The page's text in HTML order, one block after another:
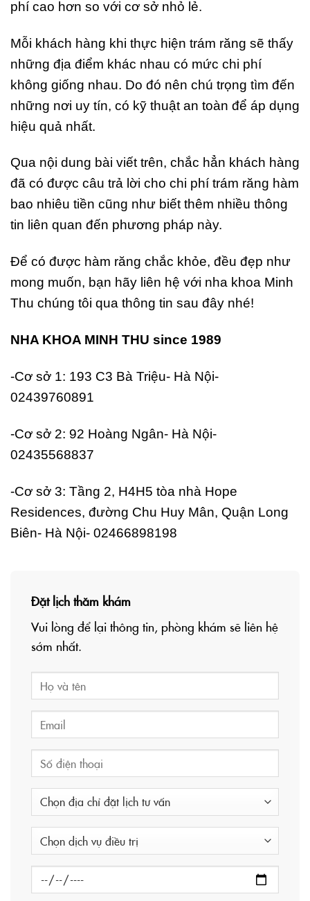
phí cao hơn so với cơ sở nhỏ lẻ.
Mỗi khách hàng khi thực hiện trám răng sẽ thấy
những địa điểm khác nhau có mức chi phí
không giống nhau. Do đó nên chú trọng tìm đến
những nơi uy tín, có kỹ thuật an toàn để áp dụng
hiệu quả nhất.
Qua nội dung bài viết trên, chắc hẳn khách hàng
đã có được câu trả lời cho chi phí trám răng hàm
bao nhiêu tiền cũng như biết thêm nhiều thông
tin liên quan đến phương pháp này.
Để có được hàm răng chắc khỏe, đều đẹp như
mong muốn, bạn hãy liên hệ với nha khoa Minh
Thu chúng tôi qua thông tin sau đây nhé!
NHA KHOA MINH THU since 1989
-Cơ sở 1: 193 C3 Bà Triệu- Hà Nội-
02439760891
-Cơ sở 2: 92 Hoàng Ngân- Hà Nội-
02435568837
-Cơ sở 3: Tầng 2, H4H5 tòa nhà Hope
Residences, đường Chu Huy Mân, Quận Long
Biên- Hà Nội- 02466898198
Đặt lịch thăm khám
Vui lòng để lại thông tin, phòng khám sẽ liên hệ
sớm nhất.